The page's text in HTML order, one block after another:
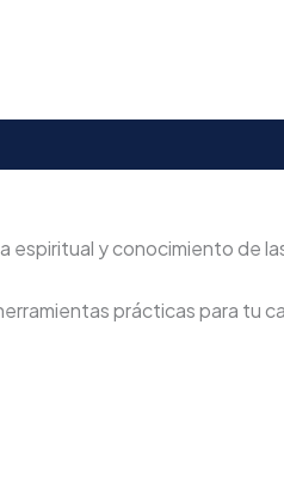
espiritual y conocimiento de
prácticas para tu